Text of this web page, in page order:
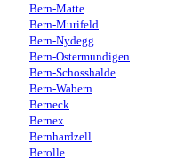
Bern-Matte
Bern-Murifeld
Bern-Nydegg
Bern-Ostermundigen
Bern-Schosshalde
Bern-Wabern
Berneck
Bernex
Bernhardzell
Berolle